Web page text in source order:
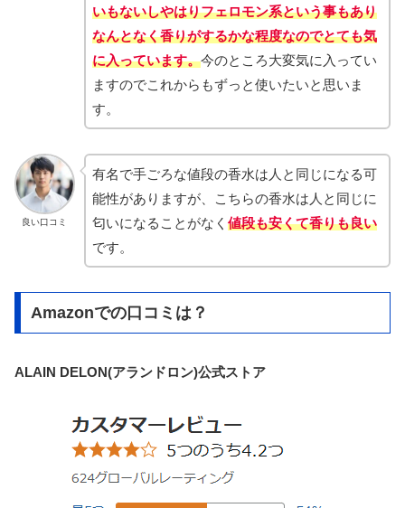
いもないしやはりフェロモン系という事もあり
なんとなく香りがするかな程度なのでとても気
に入っています。今のところ大変気に入ってい
ますのでこれからもずっと使いたいと思いま
す。
良い口コミ
有名で手ごろな値段の香水は人と同じになる可
能性がありますが、こちらの香水は人と同じに
匂いになることがなく 値段も安くて香りも良い
です。
Amazonでの口コミは？
ALAIN DELON(アランドロン)公式ストア